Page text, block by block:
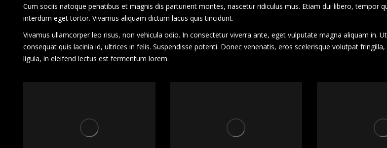
Cum sociis natoque penatibus et magnis dis parturient montes, nascetur ridiculus mus. Etiam dui libero, tempor
interdum eget tortor. Vivamus aliquam dictum lacus quis tincidunt.
Vivamus ullamcorper leo risus, non vehicula odio. In consectetur viverra ante, eget vulputate magna aliquam in.
consequat quis lacinia id, ultrices in felis. Suspendisse potenti. Donec venenatis, eros scelerisque volutpat
ligula, in eleifend lectus est fermentum lorem.